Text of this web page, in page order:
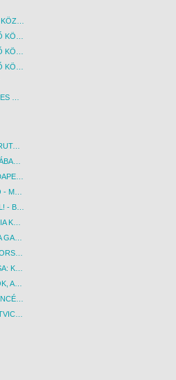
50 000 - 100 000 FT/FŐ KÖZÖTT
100 000 - 150 000 FT/FŐ KÖZÖTT
150 000 - 200 000 FT/FŐ KÖZÖTT
200 000 - 300 000 FT/FŐ KÖZÖTT
LUXUS- ÉS KÜLÖNLEGES UTAK
KIRÁLYI VÁROSOK KÖRUTAZÁS KÖZVETLEN REPÜLŐJÁRATTAL - BUDAPEST, REPÜLŐ
KÖRUTAZÁS JORDÁNIÁBAN, HOLT-TENGERI PIHENÉSSEL - BUDAPEST, REPÜLŐ
GELA APARTMAN - BUDAPEST, REPÜLŐ
AUSCHWITZ – KRAKKÓ - MEGRÁZÓ IDŐUTAZÁS! - BUDAPEST, BUSZ
KÍNA - EZT LÁTNIA KELL! - BUDAPEST, REPÜLŐ
EGYIPTOM - EZT LÁTNIA KELL! - BUDAPEST, REPÜLŐ
BUSZOS KÖRUTAZÁS A GARDA-TÓ KÖRNYÉKÉN - BUDAPEST, BUSZ
MININYARALÁS OLASZORSZÁGBAN: ÉSZAK-OLASZ GYÖNGYSZEMEK NYOMÁBAN - BUDAPEST, BUSZ
TOSZKÁNA SAVA-BORSA: KÓSTOLÓK ÉS KULTURÁLIS UTAZÁS - BUDAPEST, BUSZ
AZ ÖTSCHER-SZURDOK, AUSZTRIA GRAND CANYONJA - BUDAPEST, BUSZ
BUSZOS UTAZÁS VELENCÉBE - BUDAPEST, BUSZ
BUSZOS UTAZÁS A PLITVICEI-TAVAK NEMZETI PARKBA - BUDAPEST, BUSZ